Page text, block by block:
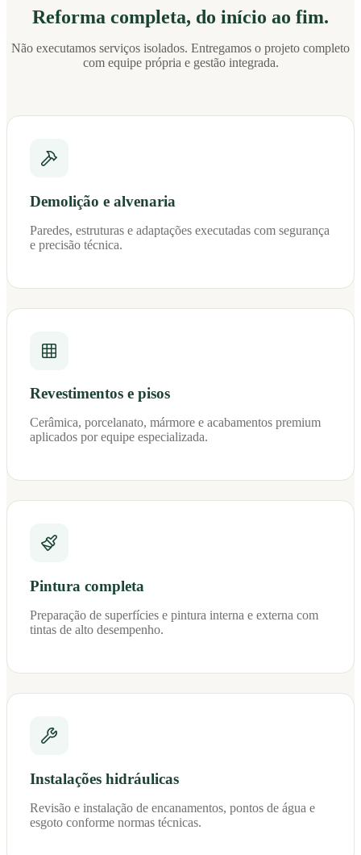
Reforma completa, do início ao fim.
Não executamos serviços isolados. Entregamos o projeto completo
com equipe própria e gestão integrada.
Demolição e alvenaria
Paredes, estruturas e adaptações executadas com segurança
e precisão técnica.
Revestimentos e pisos
Cerâmica, porcelanato, mármore e acabamentos premium
aplicados por equipe especializada.
Pintura completa
Preparação de superfícies e pintura interna e externa com
tintas de alto desempenho.
Instalações hidráulicas
Revisão e instalação de encanamentos, pontos de água e
esgoto conforme normas técnicas.